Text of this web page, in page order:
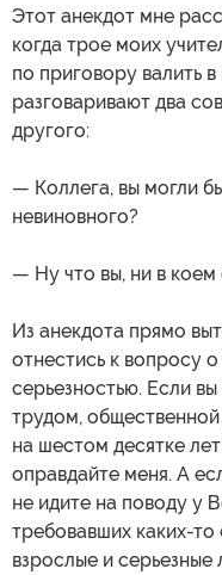
Этот анекдот мне
когда трое моих
по приговору валить
разговаривают два
другого:
— Коллега, вы могли
невиновного?
— Ну что вы, ни в коем
Из анекдота прямо
отнестись к вопросу
серьезностью. Если
трудом,
на шестом десятке
оправдайте меня. А
не идите на поводу у
требовавших каких-
взрослые и серьезные